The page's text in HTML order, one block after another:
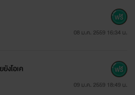
ำกับน้องหมวยแบคฮยอน"
หญ่ที่จ้องจะจับเอาลูกคนเล็กมาดองกัน
เล็กของตระกูลบยอนไม่ยอม
08 ม.ค. 2559 16:34 น.
งโอเค
09 ม.ค. 2559 18:49 น.